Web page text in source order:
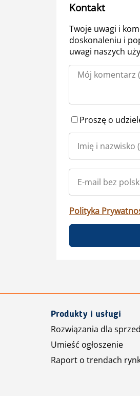
Kontakt
Twoje uwagi i
doskonaleniu i
uwagi naszych
Proszę o
Polityka
Produkty i usługi
Rozwiązania dla
Umieść ogłoszenie
Raport o trendach